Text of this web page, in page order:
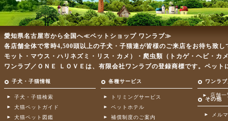
愛知県名古屋市から全国へ≪ペットショップ ワンラブ≫
各店舗全体で常時4,500頭以上の子犬・子猫達が皆様のご来店をお待ち致
モット・マウス・ハリネズミ・リス・カメ）・爬虫類（トカゲ・ヘビ・
ワンラブ／ＯＮＥ ＬＯＶＥは、有限会社ワンラブの登録商標です。ペッ
子犬・子猫情報 各種サービス ワンラ
子犬・子猫検索
犬猫ペットガイド
犬猫ペット図鑑
トリミングサービス
ペットホテル
補償制度のご案内
店舗一
その他
メル